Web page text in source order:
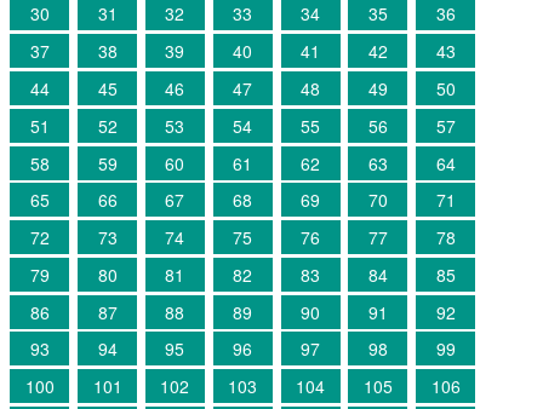
30
31 32 33 34 35
36
37
38 39 40 41 42
43
44
45 46 47 48 49
50
51
52 53 54 55 56
57
58
59 60 61 62 63
64
65
66 67 68 69 70
71
72
73 74 75 76 77
78
79
80 81 82 83 84
85
86
87 88 89 90 91
92
93
94 95 96 97 98
99
100
101 102 103 104 105
106